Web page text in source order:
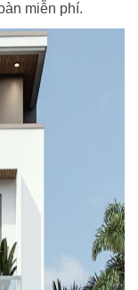
miễn phí.